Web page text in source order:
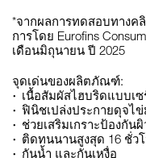
*จากผลการทดสอบทางค
การโดย Eurofins
เดือนมิถุนายน ปี 2025
จุดเด่นของผลิตภัณฑ์:
เนื้อสัมผัสไฮบริดแบบเ
ฟินิชเปล่งประกายดุจไ
ช่วยเสริมเกราะป้องกัน
ติดทนนานสูงสุด 16 ชั่ว
กันน้ำ และกันเหงื่อ